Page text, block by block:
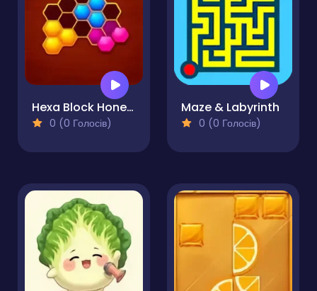
Hexa Block Honey Cells
0 (0 Голосів)
Maze & Labyrinth
0 (0 Голосів)